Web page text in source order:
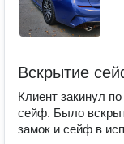
Вскрытие
Клиент закинул
сейф. Было
замок и сейф в